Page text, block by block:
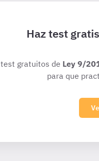
Haz test
gratuitos de Ley 9/
para que